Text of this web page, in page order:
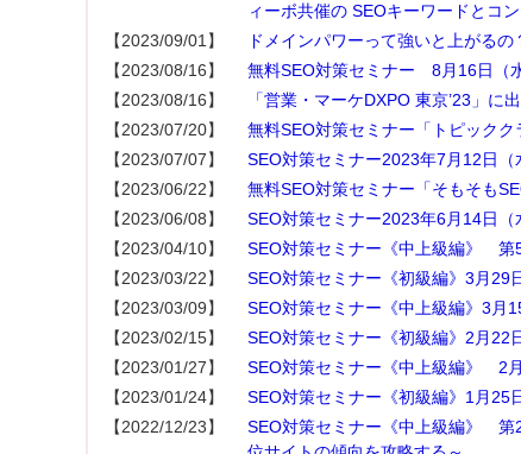
ィーボ共催の SEOキーワードとコ
【2023/09/01】
ドメインパワーって強いと上がる
【2023/08/16】
無料SEO対策セミナー 8月16日（
【2023/08/16】
「営業・マーケDXPO 東京’23」に出
【2023/07/20】
無料SEO対策セミナー「トピック
【2023/07/07】
SEO対策セミナー2023年7月12日（
【2023/06/22】
無料SEO対策セミナー「そもそも
【2023/06/08】
SEO対策セミナー2023年6月14日（
【2023/04/10】
SEO対策セミナー《中上級編》 第
【2023/03/22】
SEO対策セミナー《初級編》3月29
【2023/03/09】
SEO対策セミナー《中上級編》3月
【2023/02/15】
SEO対策セミナー《初級編》2月22
【2023/01/27】
SEO対策セミナー《中上級編》 2
【2023/01/24】
SEO対策セミナー《初級編》1月25
【2022/12/23】
SEO対策セミナー《中上級編》 第